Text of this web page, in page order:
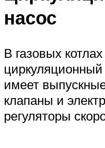
насос
В газовых
имеет
клапаны и
регуляторы